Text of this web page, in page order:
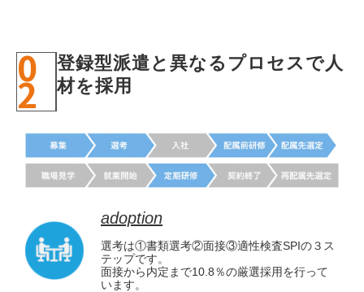
0
2
登録型派遣と異なるプロセスで人
材を採用
adoption
選考は①書類選考②面接③適性検査SPIの３ス
テップです。
面接から内定まで10.8％の厳選採用を行って
います。